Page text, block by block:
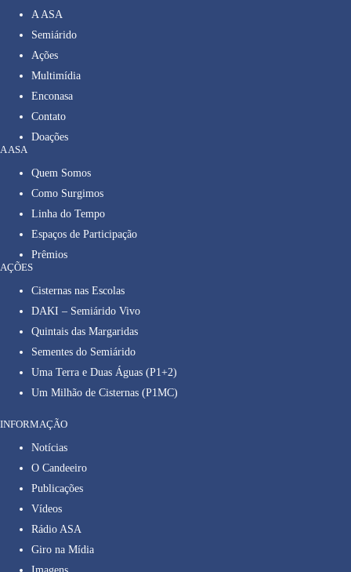
A ASA
Semiárido
Ações
Multimídia
Enconasa
Contato
Doações
A ASA
Quem Somos
Como Surgimos
Linha do Tempo
Espaços de Participação
Prêmios
AÇÕES
Cisternas nas Escolas
DAKI – Semiárido Vivo
Quintais das Margaridas
Sementes do Semiárido
Uma Terra e Duas Águas (P1+2)
Um Milhão de Cisternas (P1MC)
INFORMAÇÃO
Notícias
O Candeeiro
Publicações
Vídeos
Rádio ASA
Giro na Mídia